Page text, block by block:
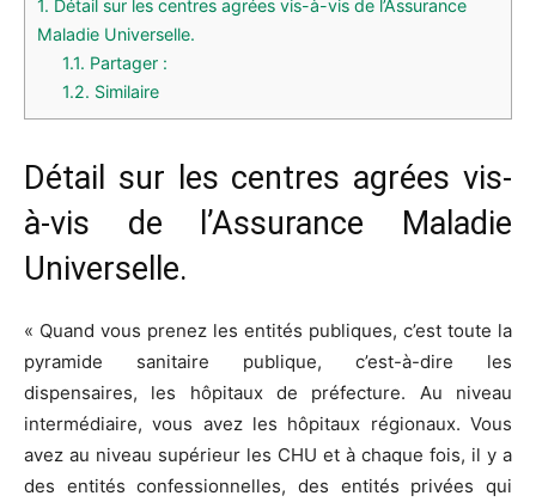
1. Détail sur les centres agrées vis-à-vis de l’Assurance
Maladie Universelle.
1.1. Partager :
1.2. Similaire
Détail sur les centres agrées vis-
à-vis de l’Assurance Maladie
Universelle.
« Quand vous prenez les entités publiques, c’est toute la
pyramide sanitaire publique, c’est-à-dire les
dispensaires, les hôpitaux de préfecture. Au niveau
intermédiaire, vous avez les hôpitaux régionaux. Vous
avez au niveau supérieur les CHU et à chaque fois, il y a
des entités confessionnelles, des entités privées qui